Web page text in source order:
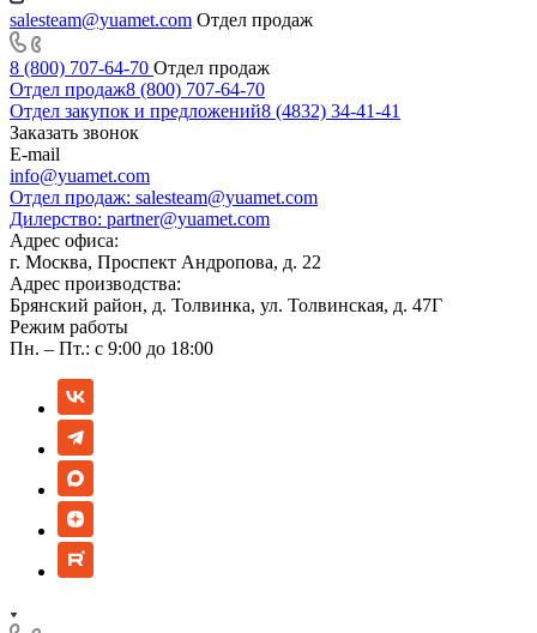
salesteam@yuamet.com Отдел продаж
8 (800) 707-64-70 Отдел продаж
Отдел продаж8 (800) 707-64-70
Отдел закупок и предложений8 (4832) 34-41-41
Заказать звонок
E-mail
info@yuamet.com
Отдел продаж: salesteam@yuamet.com
Дилерство: partner@yuamet.com
Адрес офиса:
г. Москва, Проспект Андропова, д. 22
Адрес производства:
Брянский район, д. Толвинка, ул. Толвинская, д. 47Г
Режим работы
Пн. – Пт.: с 9:00 до 18:00